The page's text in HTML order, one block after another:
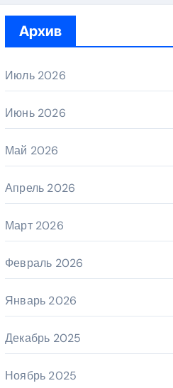
Архив
Июль 2026
Июнь 2026
Май 2026
Апрель 2026
Март 2026
Февраль 2026
Январь 2026
Декабрь 2025
Ноябрь 2025